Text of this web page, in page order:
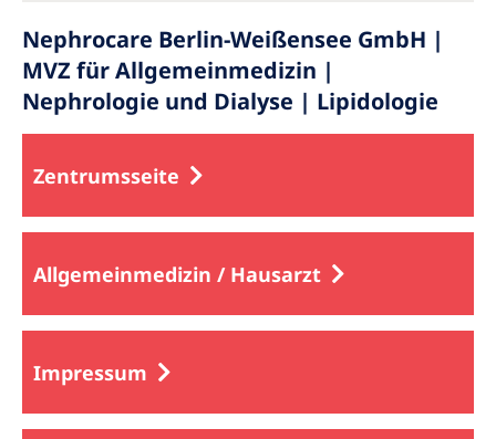
Nephrocare Berlin-Weißensee GmbH |
MVZ für Allgemeinmedizin |
Nephrologie und Dialyse | Lipidologie
Zentrumsseite
Allgemeinmedizin / Hausarzt
Impressum